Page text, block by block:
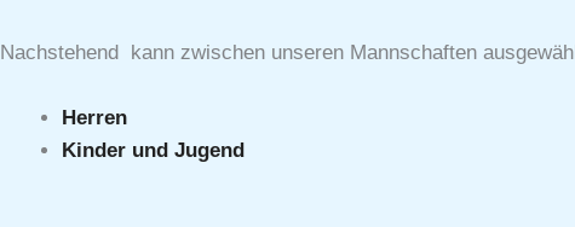
Nachstehend kann zwischen unseren Mannschaften
Herren
Kinder und Jugend